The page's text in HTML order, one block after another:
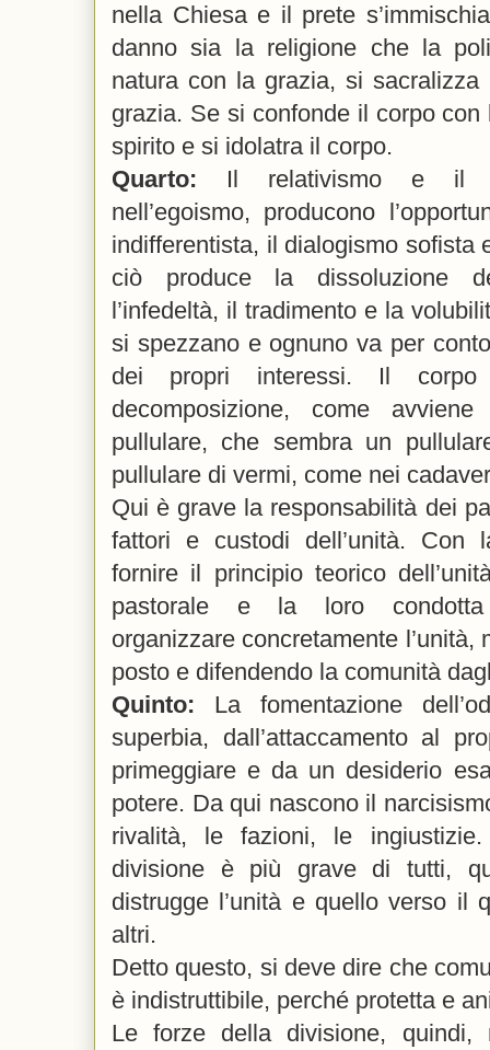
nella Chiesa e il prete
danno sia la religione che la
natura con la grazia, si
grazia. Se si confonde il corpo
spirito e si idolatra il corpo.
Quarto: Il relativismo e il
nell’egoismo, producono
indifferentista, il dialogismo sofista
ciò produce la dissoluzione
l’infedeltà, il tradimento e la
si spezzano e ognuno va per
dei propri interessi. Il
decomposizione, come
pullulare, che sembra un
pullulare di vermi, come nei
Qui è grave la responsabilità dei
fattori e custodi dell’unità. Con
fornire il principio teorico
pastorale e la loro condotta
organizzare concretamente
posto e difendendo la comunità
Quinto: La fomentazione
superbia, dall’attaccamento al
primeggiare e da un desiderio
potere. Da qui nascono il
rivalità, le fazioni, le ingiustizie.
divisione è più grave di tutti,
distrugge l’unità e quello verso il
altri.
Detto questo, si deve dire che
è indistruttibile, perché protetta e
Le forze della divisione, quindi,